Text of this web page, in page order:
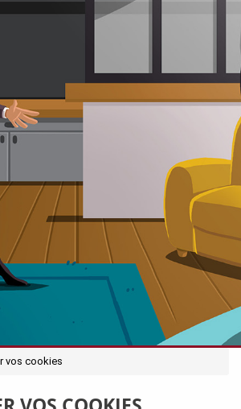
vos cookies